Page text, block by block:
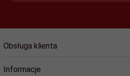
Obsługa klienta
Informacje